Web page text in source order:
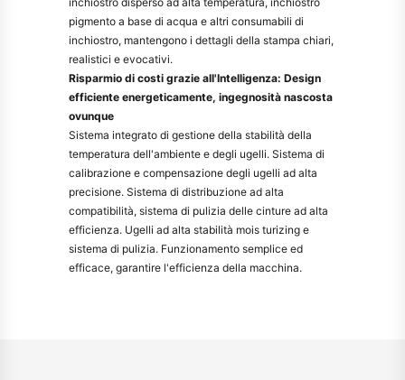
pigmento a base di acqua e altri consumabili di
inchiostro, mantengono i dettagli della stampa chiari,
realistici e evocativi.
Risparmio di costi grazie all'Intelligenza: Design
efficiente energeticamente, ingegnosità nascosta
ovunque
Sistema integrato di gestione della stabilità della
temperatura dell'ambiente e degli ugelli. Sistema di
calibrazione e compensazione degli ugelli ad alta
precisione. Sistema di distribuzione ad alta
compatibilità, sistema di pulizia delle cinture ad alta
efficienza. Ugelli ad alta stabilità mois turizing e
sistema di pulizia. Funzionamento semplice ed
efficace, garantire l'efficienza della macchina.